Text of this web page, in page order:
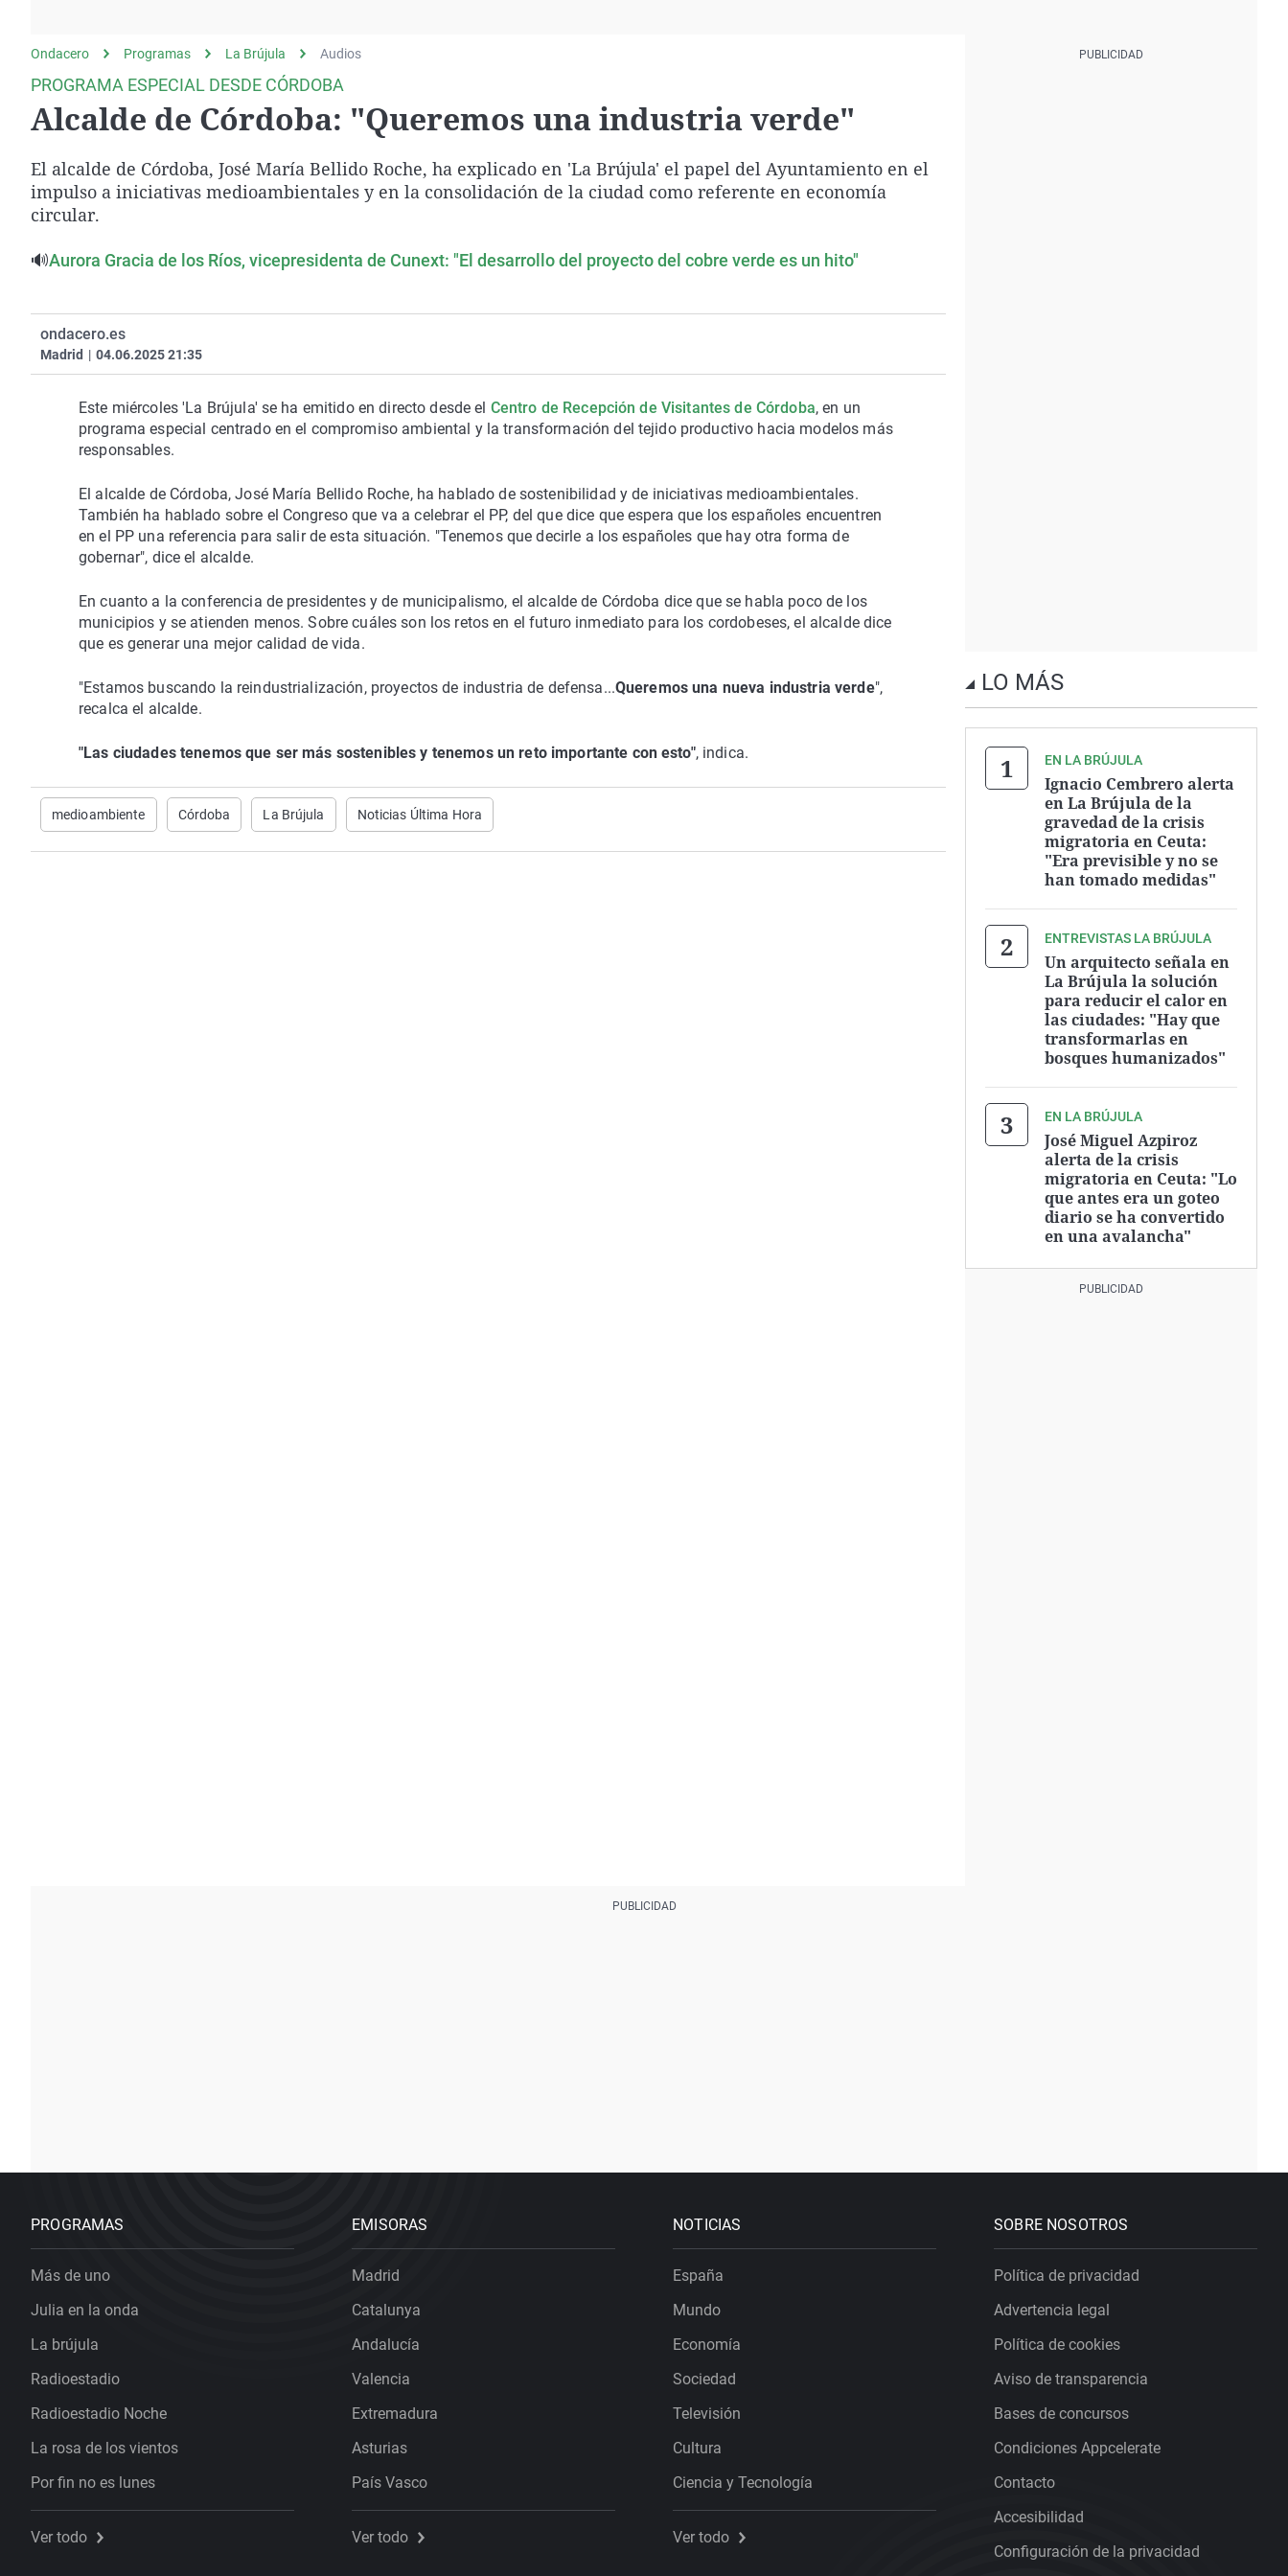
gato
Equipo de investigación
Operación Viuda
Negra
Navarra
País Vasco
Ondacero Programas La Brújula Audios
PROGRAMA ESPECIAL DESDE CÓRDOBA
Alcalde de Córdoba: "Queremos una industria verde"
El alcalde de Córdoba, José María Bellido Roche, ha explicado en 'La Brújula' el papel del Ayuntamiento en el
impulso a iniciativas medioambientales y en la consolidación de la ciudad como referente en economía
circular.
🔊Aurora Gracia de los Ríos, vicepresidenta de Cunext: "El desarrollo del proyecto del cobre verde es un hito"
ondacero.es
Madrid | 04.06.2025 21:35
Este miércoles 'La Brújula' se ha emitido en directo desde el Centro de Recepción de Visitantes de Córdoba, en un
programa especial centrado en el compromiso ambiental y la transformación del tejido productivo hacia modelos más
responsables.
El alcalde de Córdoba, José María Bellido Roche, ha hablado de sostenibilidad y de iniciativas medioambientales.
También ha hablado sobre el Congreso que va a celebrar el PP, del que dice que espera que los españoles encuentren
en el PP una referencia para salir de esta situación. "Tenemos que decirle a los españoles que hay otra forma de
gobernar", dice el alcalde.
En cuanto a la conferencia de presidentes y de municipalismo, el alcalde de Córdoba dice que se habla poco de los
municipios y se atienden menos. Sobre cuáles son los retos en el futuro inmediato para los cordobeses, el alcalde dice
que es generar una mejor calidad de vida.
"Estamos buscando la reindustrialización, proyectos de industria de defensa...Queremos una nueva industria verde",
recalca el alcalde.
"Las ciudades tenemos que ser más sostenibles y tenemos un reto importante con esto", indica.
medioambiente Córdoba La Brújula Noticias Última Hora
LO MÁS
EN LA BRÚJULA
Ignacio Cembrero alerta
en La Brújula de la
gravedad de la crisis
migratoria en Ceuta:
"Era previsible y no se
han tomado medidas"
ENTREVISTAS LA BRÚJULA
Un arquitecto señala en
La Brújula la solución
para reducir el calor en
las ciudades: "Hay que
transformarlas en
bosques humanizados"
EN LA BRÚJULA
José Miguel Azpiroz
alerta de la crisis
migratoria en Ceuta: "Lo
que antes era un goteo
diario se ha convertido
en una avalancha"
PROGRAMAS
Más de uno
Julia en la onda
La brújula
Radioestadio
Radioestadio Noche
La rosa de los vientos
Por fin no es lunes
Ver todo
EMISORAS
Madrid
Catalunya
Andalucía
Valencia
Extremadura
Asturias
País Vasco
Ver todo
NOTICIAS
España
Mundo
Economía
Sociedad
Televisión
Cultura
Ciencia y Tecnología
Ver todo
SOBRE NOSOTROS
Política de privacidad
Advertencia legal
Política de cookies
Aviso de transparencia
Bases de concursos
Condiciones Appcelerate
Contacto
Accesibilidad
Configuración de la privacidad